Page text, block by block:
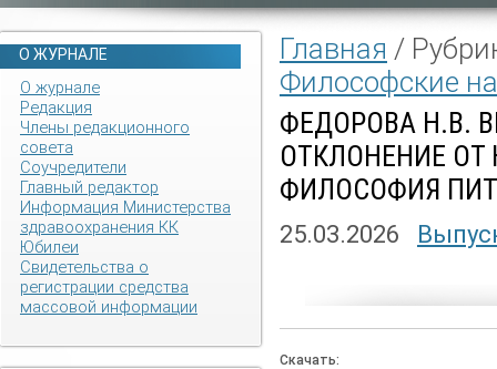
О ЖУРНАЛЕ
О журнале
Редакция
Члены редакционного
совета
Соучредители
Главный редактор
Информация Министерства
здравоохранения КК
Юбилеи
Свидетельства о
регистрации средства
массовой информации
Главная /
Философские
ФЕДОРОВА Н.В.
ОТКЛОНЕНИЕ
ФИЛОСОФИЯ
25.03.2026
Скачать: